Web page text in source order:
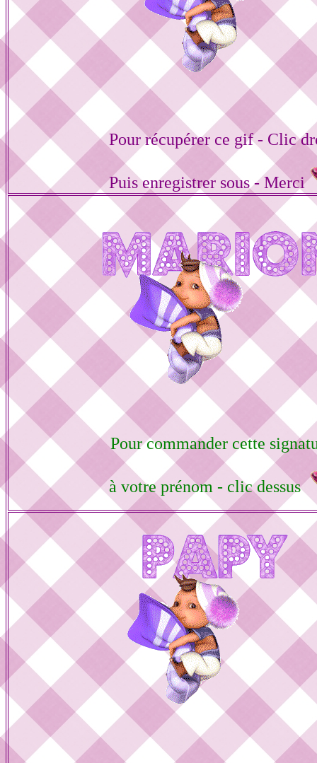
Pour récupérer ce gif - Clic
Puis enregistrer sous - Merci
Pour commander cette
à votre prénom - clic dessus